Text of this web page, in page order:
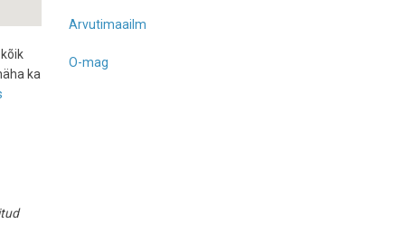
ka
Arvutimaailm
O-mag